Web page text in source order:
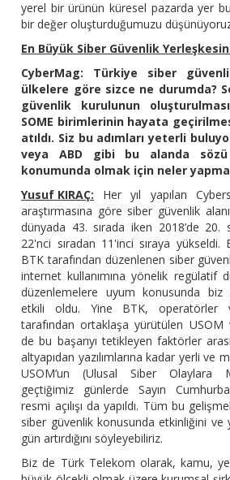
yerel bir ürünün küresel pazarda yer
bir değer oluşturduğumuzu
En Büyük Siber Güvenlik
CyberMag: Türkiye siber
ülkelere göre sizce ne durumda?
güvenlik kurulunun
SOME birimlerinin hayata
atıldı. Siz bu adımları yeterli
veya ABD gibi bu alanda
konumunda olmak için neler
Yusuf KIRAÇ: Her yıl yapılan
araştırmasına göre siber güvenlik
dünyada 43. sırada iken 2018’de 20.
22'nci sıradan 11'inci sıraya yükseldi.
BTK tarafından düzenlenen siber
internet kullanımına yönelik regülatif
düzenlemelere uyum konusunda biz
etkili oldu. Yine BTK, operatörler
tarafından ortaklaşa yürütülen USOM
de bu başarıyı tetikleyen faktörler
altyapıdan yazılımlarına kadar yerli ve
USOM’un (Ulusal Siber Olaylara
geçtiğimiz günlerde Sayın
resmi açılışı da yapıldı. Tüm bu
siber güvenlik konusunda etkinliğini ve
gün artırdığını söyleyebiliriz.
Biz de Türk Telekom olarak, kamu,